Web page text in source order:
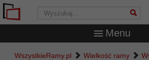
Menu
WszystkieRamy.pl Wielkość ramy